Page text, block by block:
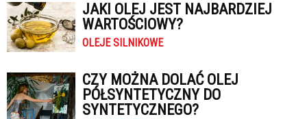
JAKI OLEJ JEST NAJBARDZIEJ
WARTOŚCIOWY?
OLEJE SILNIKOWE
CZY MOŻNA DOLAĆ OLEJ
PÓŁSYNTETYCZNY DO
SYNTETYCZNEGO?